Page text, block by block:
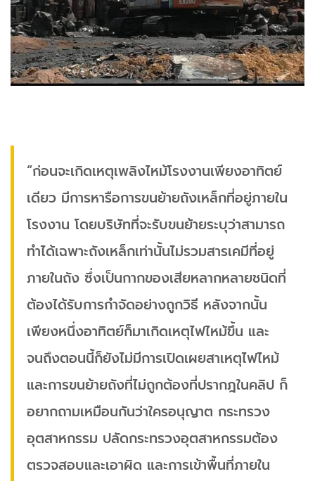
“ก่อนจะเกิดเหตุเพลิงไหม้โรงงานเพียงอาทิตย์
เดียว มีการหารือการขนย้ายถังเหล็กที่อยู่ภายใน
โรงงาน โดยบริษัทที่จะรับขนย้ายระบุว่าสามารถ
ทำได้เฉพาะถังเหล็กเท่านั้นไม่รวมสารเคมีที่อยู่
ภายในถัง ซึ่งเป็นกากของเสียหลากหลายชนิดที่
ต้องได้รับการกำจัดอย่างถูกวิธี หลังจากนั้น
เพียงหนึ่งอาทิตย์ก็มาเกิดเหตุไฟไหม้ขึ้น และ
จนถึงตอนนี้ก็ยังไม่มีการเปิดเผยสาเหตุไฟไหม้
และการขนย้ายถังที่ไม่ถูกต้องที่ปรากฎในคลิป ก็
อยากถามเหมือนกันว่าใครอนุญาต กระทรวง
อุตสาหกรรม ปลัดกระทรวงอุตสาหกรรมต้อง
ตรวจสอบและเอาผิด และการเข้าพื้นที่ภายใน